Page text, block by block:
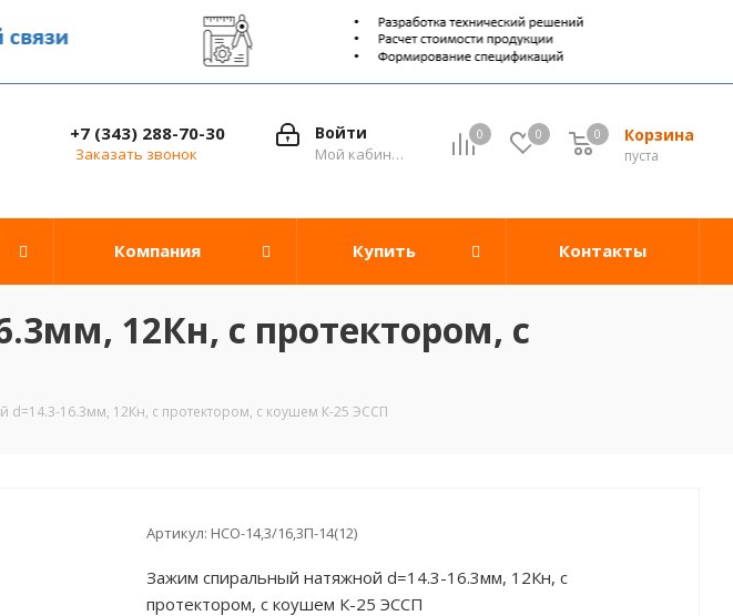
0 0 Корзина
0
пуста
0
Войти
Мой кабинет
+7 (343) 288-70-30
Заказать звонок
Компания Купить Контакты
12Кн, с протектором, с
16.3мм, 12Кн, с протектором, с коушем К-25 ЭССП
Артикул: НСО-14,3/16,3П-14(12)
Зажим спиральный натяжной d=14.3-16.3мм, 12Кн, с
протектором, с коушем К-25 ЭССП